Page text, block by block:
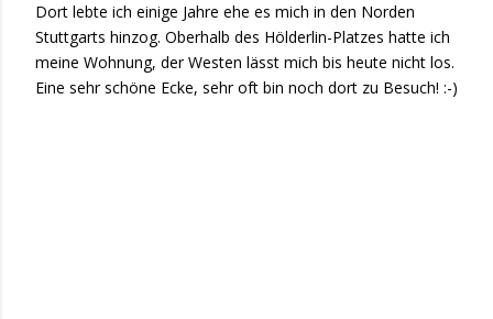
Dort lebte ich einige Jahre ehe es mich in den Norden
Stuttgarts hinzog. Oberhalb des Hölderlin-Platzes hatte ich
meine Wohnung, der Westen lässt mich bis heute nicht los.
Eine sehr schöne Ecke, sehr oft bin noch dort zu Besuch! :-)